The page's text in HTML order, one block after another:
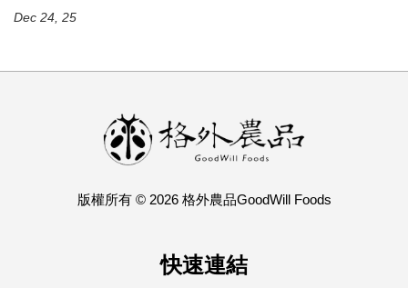
Dec 24, 25
版權所有 © 2026 格外農品GoodWill Foods
快速連結